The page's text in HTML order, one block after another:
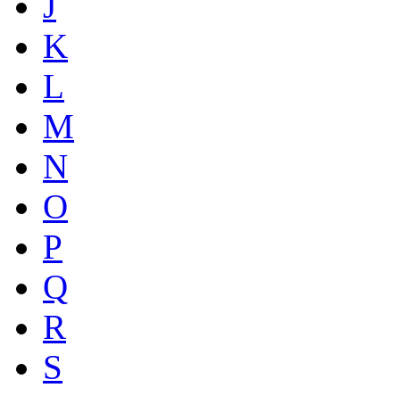
K
L
M
N
O
P
Q
R
S